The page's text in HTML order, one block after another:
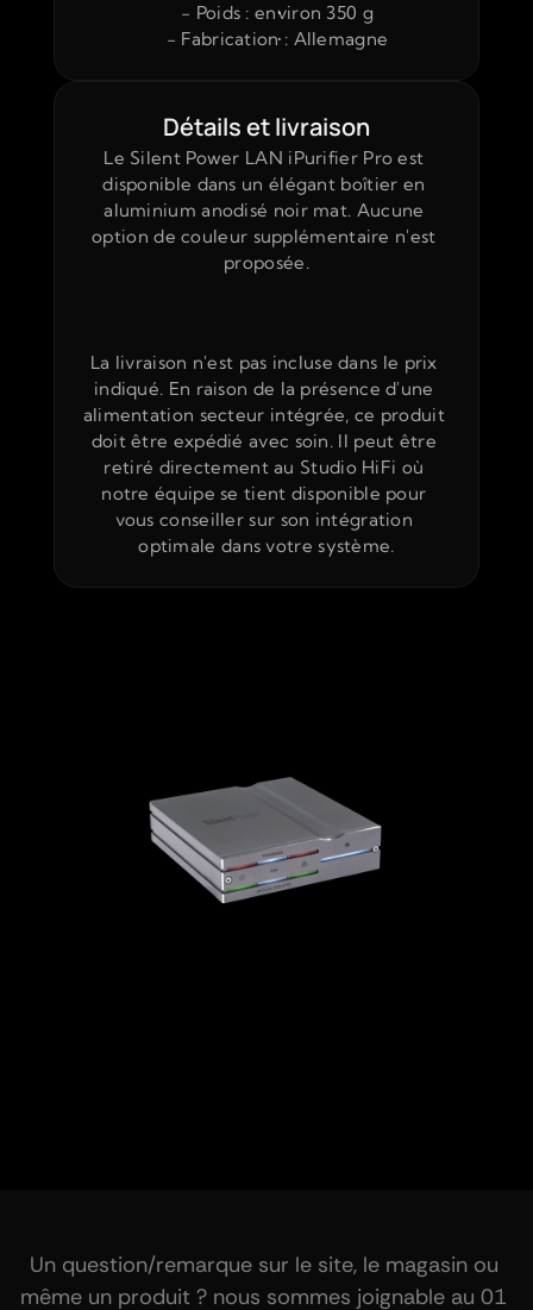
- Poids : environ 350 g
- Fabrication : Allemagne
Le Silent Power LAN iPurifier Pro est
disponible dans un élégant boîtier en
aluminium anodisé noir mat. Aucune
option de couleur supplémentaire n'est
proposée.
La livraison n'est pas incluse dans le prix
indiqué. En raison de la présence d'une
alimentation secteur intégrée, ce produit
doit être expédié avec soin. Il peut être
retiré directement au Studio HiFi où
notre équipe se tient disponible pour
vous conseiller sur son intégration
optimale dans votre système.
Détails et livraison
Un question/remarque sur le site, le magasin ou
même un produit ? nous sommes joignable au 01